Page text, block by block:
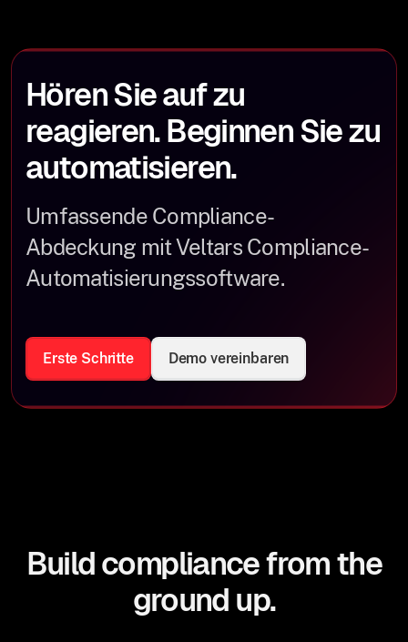
Hören Sie auf zu
reagieren. Beginnen Sie zu
automatisieren.
Umfassende Compliance-
Abdeckung mit Veltars Compliance-
Automatisierungssoftware.
Erste Schritte Demo vereinbaren
Build compliance from the
ground up.